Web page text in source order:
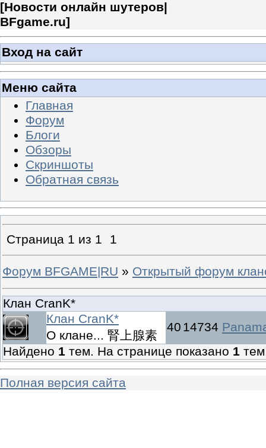
[Новости онлайн шутеров|
BFgame.ru]
Вход на сайт
Меню сайта
Главная
Форум
Блоги
Обзоры
Скриншоты
Обратная связь
Страница 1 из 1 1
Форум BFGAME|RU » Открытый форум
Клан CranK*
Клан CranK*
О клане... 腎上腺素
40 14734
Найдено 1 тем. На странице показано 1
Полная версия сайта